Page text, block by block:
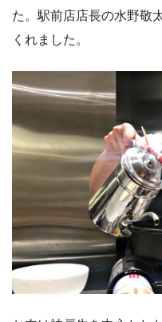
た。駅前店店長の水野敬
くれました。